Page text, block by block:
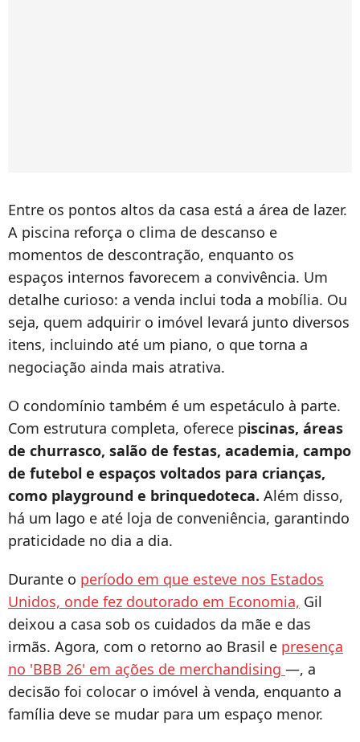
Entre os pontos altos da casa está a área de lazer.
A piscina reforça o clima de descanso e
momentos de descontração, enquanto os
espaços internos favorecem a convivência. Um
detalhe curioso: a venda inclui toda a mobília. Ou
seja, quem adquirir o imóvel levará junto diversos
itens, incluindo até um piano, o que torna a
negociação ainda mais atrativa.
O condomínio também é um espetáculo à parte.
Com estrutura completa, oferece piscinas, áreas
de churrasco, salão de festas, academia, campo
de futebol e espaços voltados para crianças,
como playground e brinquedoteca. Além disso,
há um lago e até loja de conveniência, garantindo
praticidade no dia a dia.
Durante o período em que esteve nos Estados
Unidos, onde fez doutorado em Economia, Gil
deixou a casa sob os cuidados da mãe e das
irmãs. Agora, com o retorno ao Brasil e presença
no 'BBB 26' em ações de merchandising —, a
decisão foi colocar o imóvel à venda, enquanto a
família deve se mudar para um espaço menor.